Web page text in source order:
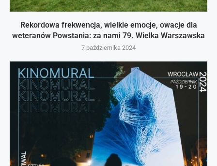
Rekordowa frekwencja, wielkie emocje, owacje dla
weteranów Powstania: za nami 79. Wielka Warszawska
7 października 2024